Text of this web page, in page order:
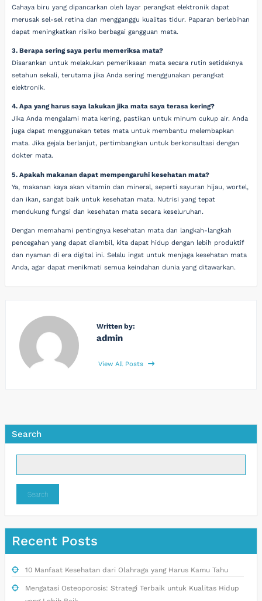
Cahaya biru yang dipancarkan oleh layar perangkat elektronik dapat
merusak sel-sel retina dan mengganggu kualitas tidur. Paparan berlebihan
dapat meningkatkan risiko berbagai gangguan mata.
3. Berapa sering saya perlu memeriksa mata?
Disarankan untuk melakukan pemeriksaan mata secara rutin setidaknya
setahun sekali, terutama jika Anda sering menggunakan perangkat
elektronik.
4. Apa yang harus saya lakukan jika mata saya terasa kering?
Jika Anda mengalami mata kering, pastikan untuk minum cukup air. Anda
juga dapat menggunakan tetes mata untuk membantu melembapkan
mata. Jika gejala berlanjut, pertimbangkan untuk berkonsultasi dengan
dokter mata.
5. Apakah makanan dapat mempengaruhi kesehatan mata?
Ya, makanan kaya akan vitamin dan mineral, seperti sayuran hijau, wortel,
dan ikan, sangat baik untuk kesehatan mata. Nutrisi yang tepat
mendukung fungsi dan kesehatan mata secara keseluruhan.
Dengan memahami pentingnya kesehatan mata dan langkah-langkah
pencegahan yang dapat diambil, kita dapat hidup dengan lebih produktif
dan nyaman di era digital ini. Selalu ingat untuk menjaga kesehatan mata
Anda, agar dapat menikmati semua keindahan dunia yang ditawarkan.
Written by:
admin
View All Posts
Search
Search
Recent Posts
10 Manfaat Kesehatan dari Olahraga yang Harus Kamu Tahu
Mengatasi Osteoporosis: Strategi Terbaik untuk Kualitas Hidup